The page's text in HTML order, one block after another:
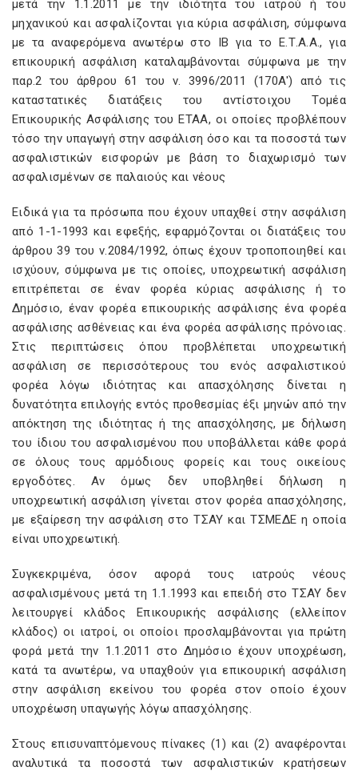
μετά την 1.1.2011 με την ιδιότητα του ιατρού ή του
μηχανικού και ασφαλίζονται για κύρια ασφάλιση, σύμφωνα
με τα αναφερόμενα ανωτέρω στο IB για το Ε.Τ.Α.Α., για
επικουρική ασφάλιση καταλαμβάνονται σύμφωνα με την
παρ.2 του άρθρου 61 του ν. 3996/2011 (170Α') από τις
καταστατικές διατάξεις του αντίστοιχου Τομέα
Επικουρικής Ασφάλισης του ΕΤΑΑ, οι οποίες προβλέπουν
τόσο την υπαγωγή στην ασφάλιση όσο και τα ποσοστά των
ασφαλιστικών εισφορών με βάση το διαχωρισμό των
ασφαλισμένων σε παλαιούς και νέους
Ειδικά για τα πρόσωπα που έχουν υπαχθεί στην ασφάλιση
από 1-1-1993 και εφεξής, εφαρμόζονται οι διατάξεις του
άρθρου 39 του ν.2084/1992, όπως έχουν τροποποιηθεί και
ισχύουν, σύμφωνα με τις οποίες, υποχρεωτική ασφάλιση
επιτρέπεται σε έναν φορέα κύριας ασφάλισης ή το
Δημόσιο, έναν φορέα επικουρικής ασφάλισης ένα φορέα
ασφάλισης ασθένειας και ένα φορέα ασφάλισης πρόνοιας.
Στις περιπτώσεις όπου προβλέπεται υποχρεωτική
ασφάλιση σε περισσότερους του ενός ασφαλιστικού
φορέα λόγω ιδιότητας και απασχόλησης δίνεται η
δυνατότητα επιλογής εντός προθεσμίας έξι μηνών από την
απόκτηση της ιδιότητας ή της απασχόλησης, με δήλωση
του ίδιου του ασφαλισμένου που υποβάλλεται κάθε φορά
σε όλους τους αρμόδιους φορείς και τους οικείους
εργοδότες. Αν όμως δεν υποβληθεί δήλωση η
υποχρεωτική ασφάλιση γίνεται στον φορέα απασχόλησης,
με εξαίρεση την ασφάλιση στο ΤΣΑΥ και ΤΣΜΕΔΕ η οποία
είναι υποχρεωτική.
Συγκεκριμένα, όσον αφορά τους ιατρούς νέους
ασφαλισμένους μετά τη 1.1.1993 και επειδή στο ΤΣΑΥ δεν
λειτουργεί κλάδος Επικουρικής ασφάλισης (ελλείπον
κλάδος) οι ιατροί, οι οποίοι προσλαμβάνονται για πρώτη
φορά μετά την 1.1.2011 στο Δημόσιο έχουν υποχρέωση,
κατά τα ανωτέρω, να υπαχθούν για επικουρική ασφάλιση
στην ασφάλιση εκείνου του φορέα στον οποίο έχουν
υποχρέωση υπαγωγής λόγω απασχόλησης.
Στους επισυναπτόμενους πίνακες (1) και (2) αναφέρονται
αναλυτικά τα ποσοστά των ασφαλιστικών κρατήσεων